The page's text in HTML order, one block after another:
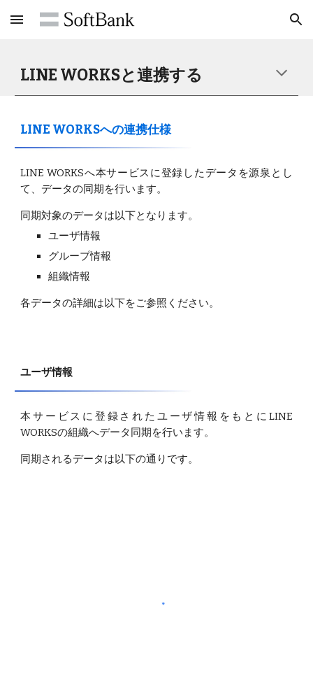
Skip to main content Skip to navigation
LINE WORKSと連携する
LINE WORKSへの連携仕様
LINE WORKSへ本サービスに登録したデータを源泉とし
て、データの同期を行います。
同期対象のデータは以下となります。
ユーザ情報
グループ情報
組織情報
各データの詳細は以下をご参照ください。
ユーザ情報
本サービスに登録されたユーザ情報をもとにLINE
WORKSの組織へデータ同期を行います。
同期されるデータは以下の通りです。